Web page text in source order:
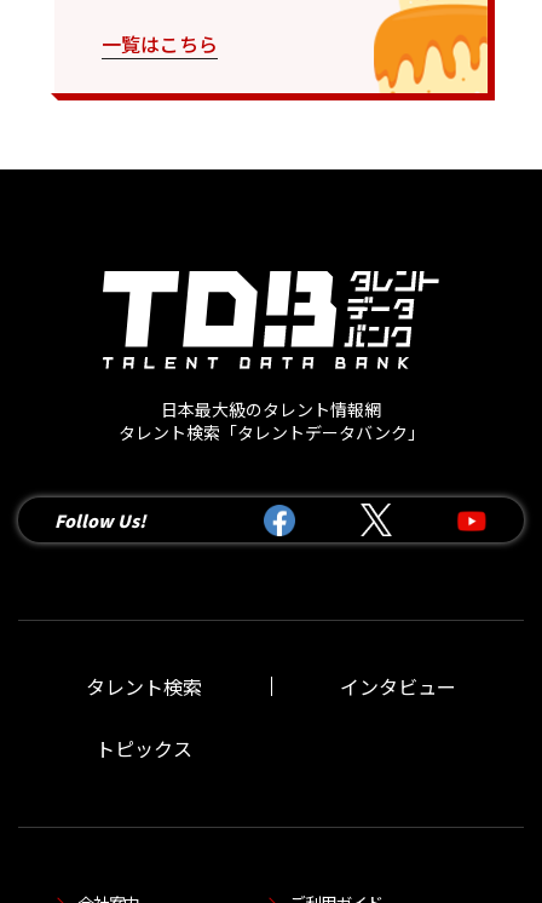
一覧はこちら
日本最大級のタレント情報網
タレント検索「タレントデータバンク」
Follow Us!
タレント検索 インタビュー
トピックス